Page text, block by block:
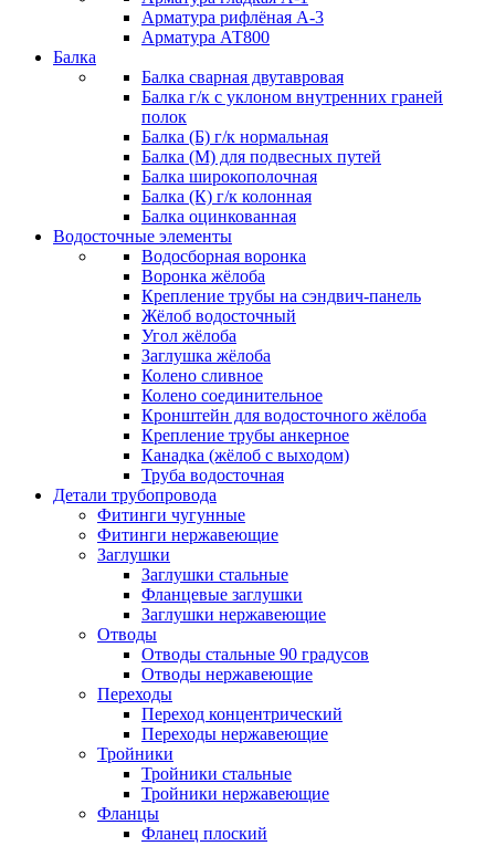
Арматура рифлёная А-3
Арматура АТ800
Балка
Балка сварная двутавровая
Балка г/к с уклоном внутренних граней
полок
Балка (Б) г/к нормальная
Балка (М) для подвесных путей
Балка широкополочная
Балка (К) г/к колонная
Балка оцинкованная
Водосточные элементы
Водосборная воронка
Воронка жёлоба
Крепление трубы на сэндвич-панель
Жёлоб водосточный
Угол жёлоба
Заглушка жёлоба
Колено сливное
Колено соединительное
Кронштейн для водосточного жёлоба
Крепление трубы анкерное
Канадка (жёлоб с выходом)
Труба водосточная
Детали трубопровода
Фитинги чугунные
Фитинги нержавеющие
Заглушки
Заглушки стальные
Фланцевые заглушки
Заглушки нержавеющие
Отводы
Отводы стальные 90 градусов
Отводы нержавеющие
Переходы
Переход концентрический
Переходы нержавеющие
Тройники
Тройники стальные
Тройники нержавеющие
Фланцы
Фланец плоский